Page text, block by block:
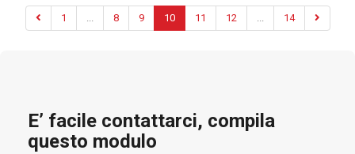
1 ... 8 9 10 11 12 ... 14
E’ facile contattarci, compila
questo modulo